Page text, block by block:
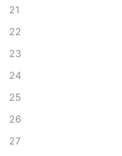
21
22
23
24
25
26
27